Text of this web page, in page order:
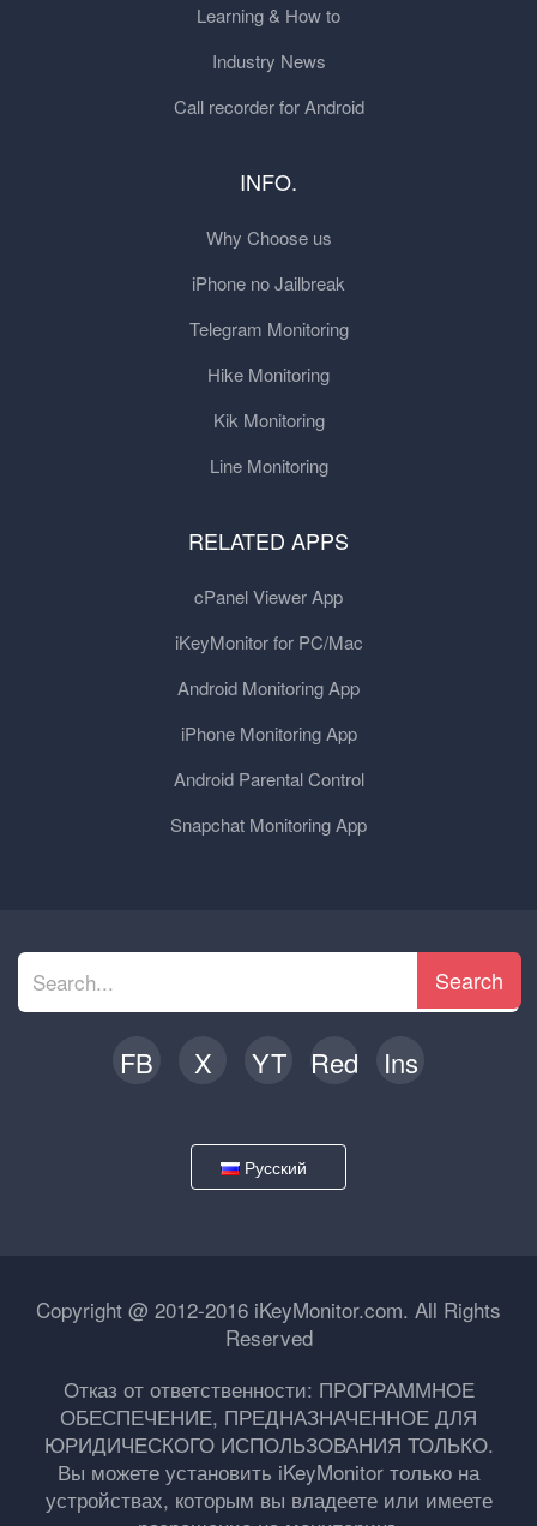
Learning & How to
Industry News
Call recorder for Android
INFO.
Why Choose us
iPhone no Jailbreak
Telegram Monitoring
Hike Monitoring
Kik Monitoring
Line Monitoring
RELATED APPS
cPanel Viewer App
iKeyMonitor for PC/Mac
Android Monitoring App
iPhone Monitoring App
Android Parental Control
Snapchat Monitoring App
Search
FB X YT Red Ins
Русский
Copyright @ 2012-2016 iKeyMonitor.com. All Rights
Reserved
Отказ от ответственности: ПРОГРАММНОЕ
ОБЕСПЕЧЕНИЕ, ПРЕДНАЗНАЧЕННОЕ ДЛЯ
ЮРИДИЧЕСКОГО ИСПОЛЬЗОВАНИЯ ТОЛЬКО.
Вы можете установить iKeyMonitor только на
устройствах, которым вы владеете или имеете